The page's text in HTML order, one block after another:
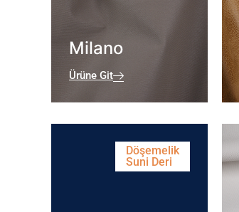
Milano
Ürüne Git
Döşemelik
Suni Deri